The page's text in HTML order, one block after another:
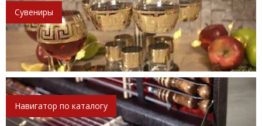
Сувениры
Навигатор по каталогу